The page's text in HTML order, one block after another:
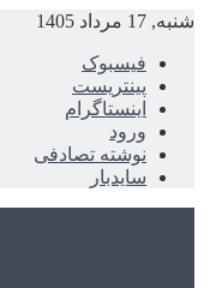
شنبه, 17 مرداد 1405
فیسبوک
پینتریست
اینستاگرام
ورود
نوشته تصادفی
سایدبار